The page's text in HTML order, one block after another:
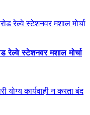
रेल्वे स्टेशनवर मशाल मोर्चा